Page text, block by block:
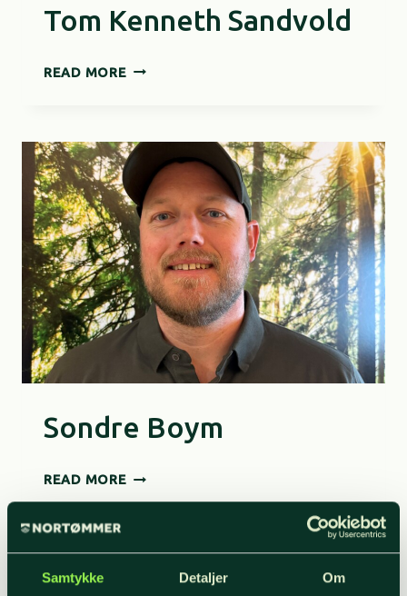
Samtykke Detaljer Om
Tom Kenneth Sandvold
READ MORETOM
Sondre Boym
READ MORESONDRE